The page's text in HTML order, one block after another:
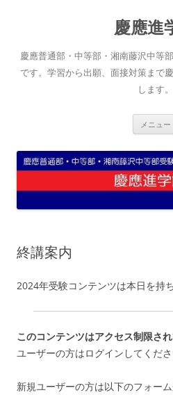
へ
ス
キ
慶應進
慶應普通部・中等部・湘南藤沢中等
です。学習から出願、面接対策まで
します。
メニュー
終講案内
2024年受験コンテンツは本日を持
このコンテンツはアクセス制限され
ユーザーの方はログインしてくださ
新規ユーザーの方は以下のフォー